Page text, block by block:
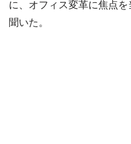
に、オフィス変革に焦点
聞いた。